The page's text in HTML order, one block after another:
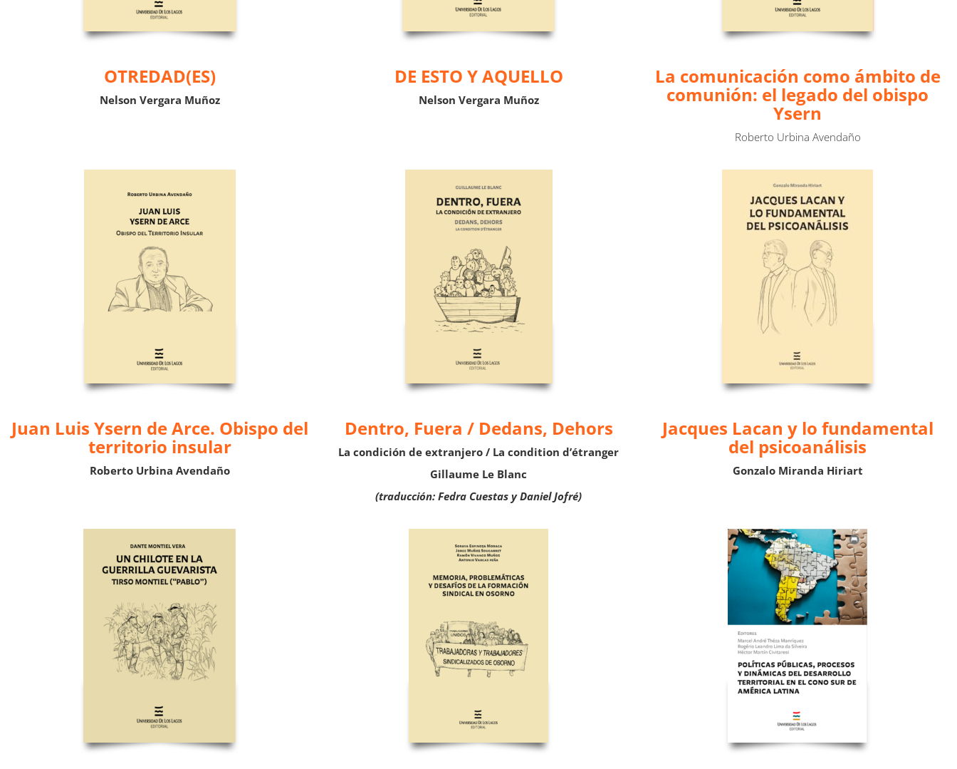
OTREDAD(ES)
Nelson Vergara Muñoz
DE ESTO Y AQUELLO
Nelson Vergara Muñoz
La comunicación como ámbito de
comunión: el legado del obispo
Ysern
Roberto Urbina Avendaño
Juan Luis Ysern de Arce. Obispo del
territorio insular
Roberto Urbina Avendaño
Dentro, Fuera / Dedans, Dehors
La condición de extranjero / La condition d’étranger
Gillaume Le Blanc
(traducción: Fedra Cuestas y Daniel Jofré)
Jacques Lacan y lo fundamental
del psicoanálisis
Gonzalo Miranda Hiriart